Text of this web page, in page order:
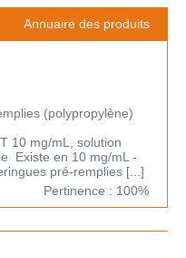
Annuaire des produits
(polypropylène)
10 mg/mL, solution
Existe en 10 mg/mL -
pré-remplies [...]
Pertinence : 100%